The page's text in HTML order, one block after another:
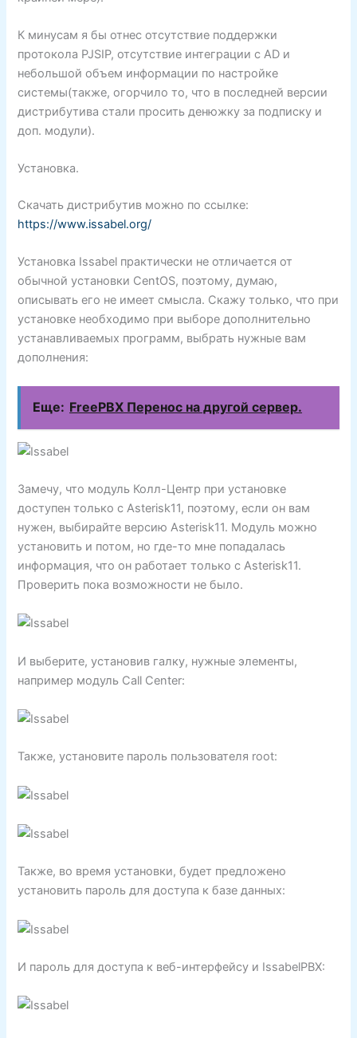
К минусам я бы отнес отсутствие поддержки
протокола PJSIP, отсутствие интеграции с AD и
небольшой объем информации по настройке
системы(также, огорчило то, что в последней версии
дистрибутива стали просить денюжку за подписку и
доп. модули).
Установка.
Скачать дистрибутив можно по ссылке:
https://www.issabel.org/
Установка Issabel практически не отличается от
обычной установки CentOS, поэтому, думаю,
описывать его не имеет смысла. Скажу только, что при
установке необходимо при выборе дополнительно
устанавливаемых программ, выбрать нужные вам
дополнения:
Еще: FreePBX Перенос на другой сервер.
Замечу, что модуль Колл-Центр при установке
доступен только с Asterisk11, поэтому, если он вам
нужен, выбирайте версию Asterisk11. Модуль можно
установить и потом, но где-то мне попадалась
информация, что он работает только с Asterisk11.
Проверить пока возможности не было.
И выберите, установив галку, нужные элементы,
например модуль Call Center:
Также, установите пароль пользователя root:
Также, во время установки, будет предложено
установить пароль для доступа к базе данных:
И пароль для доступа к веб-интерфейсу и IssabelPBX: